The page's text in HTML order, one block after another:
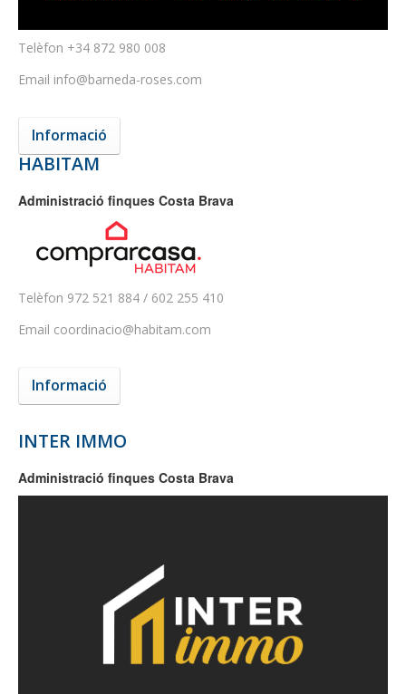
Telèfon +34 872 980 008
Email info@barneda-roses.com
Informació
HABITAM
Administració finques Costa Brava
Telèfon 972 521 884 / 602 255 410
Email coordinacio@habitam.com
Informació
INTER IMMO
Administració finques Costa Brava